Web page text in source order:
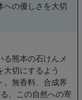
への優しさを大切
る熊本の石けんメ
大切にするよう
。無香料、合成界
、この自然への寄